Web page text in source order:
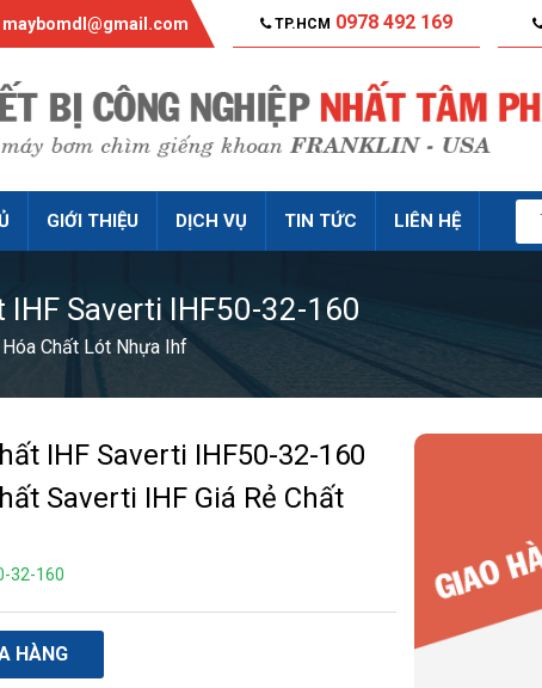
maybomdl@gmail.com TP.HCM 0978 492 169
GIỚI THIỆU DỊCH VỤ TIN TỨC LIÊN HỆ
IHF Saverti IHF50-32-160
Chất Lót Nhựa Ihf
IHF Saverti IHF50-32-160
Saverti IHF Giá Rẻ Chất
32-160
HÀNG